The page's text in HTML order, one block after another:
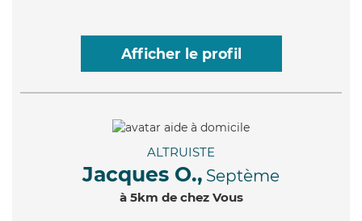
Afficher le profil
ALTRUISTE
Jacques O., Septème
à 5km de chez Vous